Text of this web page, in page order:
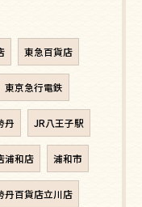
東急百貨店
東京急行電鉄
丹 JR八王子駅
浦和店 浦和市
丹百貨店立川店